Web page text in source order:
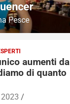
Pesce
aumenti da
di quanto